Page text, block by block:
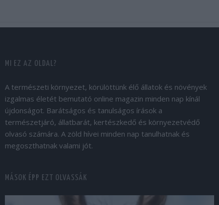
MI EZ AZ OLDAL?
A természeti környezet, körülöttünk élő állatok és növények
izgalmas életét bemutató online magazin minden nap kínál
újdonságot. Barátságos és tanulságos írások a
természetjáró, állatbarát, kertészkedő és környezetvédő
olvasó számára. A zöld hívei minden nap tanulhatnak és
megoszthatnak valami jót.
MÁSOK ÉPP EZT OLVASSÁK